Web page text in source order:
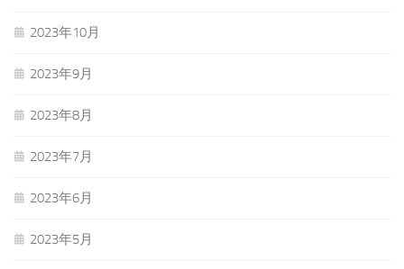
2023年10月
2023年9月
2023年8月
2023年7月
2023年6月
2023年5月